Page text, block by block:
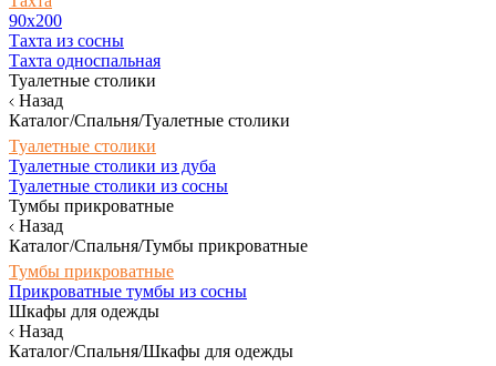
90х200
Тахта из сосны
Тахта односпальная
Туалетные столики
Назад
Каталог/Спальня/Туалетные столики
Туалетные столики
Туалетные столики из дуба
Туалетные столики из сосны
Тумбы прикроватные
Назад
Каталог/Спальня/Тумбы прикроватные
Тумбы прикроватные
Прикроватные тумбы из сосны
Шкафы для одежды
Назад
Каталог/Спальня/Шкафы для одежды